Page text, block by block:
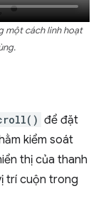
một cách linh hoạt
để đặt
kiểm soát
thị của thanh
trí cuộn trong